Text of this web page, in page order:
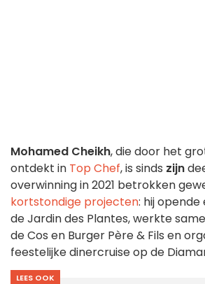
Mohamed Cheikh, die door het
ontdekt in Top Chef, is sinds zijn
overwinning in 2021 betrokken
kortstondige projecten: hij
de Jardin des Plantes, werkte
de Cos en Burger Père & Fils en
feestelijke dinercruise op de
LEES OOK